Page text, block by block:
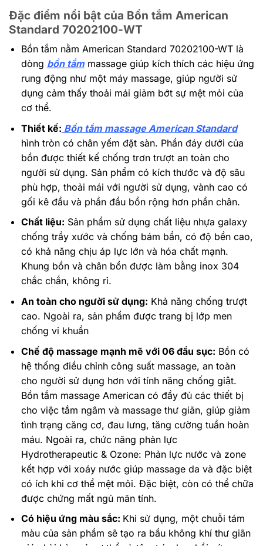
Đặc điểm nổi bật của Bồn tắm American
Standard 70202100-WT
Bồn tắm nằm American Standard 70202100-WT là
dòng bồn tắmmassage giúp kích thích các hiệu ứng
rung động như một máy massage, giúp người sử
dụng cảm thấy thoải mái giảm bớt sự mệt mỏi của
cơ thể.
Thiết kế: Bồn tắm massage American Standard
hình tròn có chân yếm đặt sàn. Phần đáy dưới của
bồn được thiết kế chống trơn trượt an toàn cho
người sử dụng. Sản phẩm có kích thước và độ sâu
phù hợp, thoải mái với người sử dụng, vành cao có
gối kê đầu và phần đầu bồn rộng hơn phần chân.
Chất liệu: Sản phẩm sử dụng chất liệu nhựa galaxy
chống trầy xước và chống bám bẩn, có độ bền cao,
có khả năng chịu áp lực lớn và hóa chất mạnh.
Khung bồn và chân bồn được làm bằng inox 304
chắc chắn, không rỉ.
An toàn cho người sử dụng: Khả năng chống trượt
cao. Ngoài ra, sản phẩm được trang bị lớp men
chống vi khuẩn
Chế độ massage mạnh mẽ với 06 đầu sục: Bồn có
hệ thống điều chỉnh công suất massage, an toàn
cho người sử dụng hơn với tính năng chống giật.
Bồn tắm massage American có đầy đủ các thiết bị
cho việc tắm ngâm và massage thư giãn, giúp giảm
tình trạng căng cơ, đau lưng, tăng cường tuần hoàn
máu. Ngoài ra, chức năng phản lực
Hydrotherapeutic & Ozone: Phản lực nước và zone
kết hợp với xoáy nước giúp massage da và đặc biệt
có ích khi cơ thể mệt mỏi. Đặc biệt, còn có thể chữa
được chứng mất ngủ mãn tính.
Có hiệu ứng màu sắc: Khi sử dụng, một chuỗi tám
màu của sản phẩm sẽ tạo ra bầu không khí thư giãn